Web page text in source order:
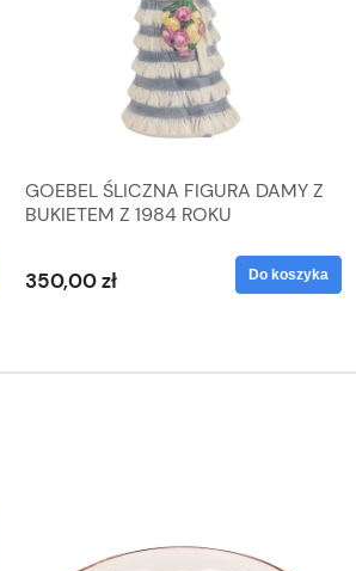
GOEBEL ŚLICZNA FIGURA DAMY Z
BUKIETEM Z 1984 ROKU
350,00 zł Do koszyka